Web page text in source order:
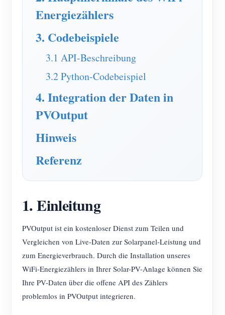
EV-Ladegerät
IAMMETER Simulator
Virtueller Zähler
System für Energieprognose und Simulation
Anwendungen
Energieüberwachung für Solar-PV-Systeme
Stromverbrauchsmonitor
PV-Heizungssteuerungssystem
Hausautomation
Energieüberwachung für Fabriken
Shop
Ressourcen
Produkt-Schnellstart
Dokumentation
Tutorial-Video
FAQ
Blog
Mitwirkendenprogramm
IAMMETER Aktivitäten
Forum
App Store
Website erkunden
PV-Ranking
Über uns
Energiezählers
3. Codebeispiele
3.1 API-Beschreibung
3.2 Python-Codebeispiel
4. Integration der Daten in
PVOutput
Hinweis
Referenz
1. Einleitung
PVOutput ist ein kostenloser Dienst zum Teilen und
Vergleichen von Live-Daten zur Solarpanel-Leistung und
zum Energieverbrauch. Durch die Installation unseres
WiFi-Energiezählers in Ihrer Solar-PV-Anlage können Sie
Ihre PV-Daten über die offene API des Zählers
problemlos in PVOutput integrieren.